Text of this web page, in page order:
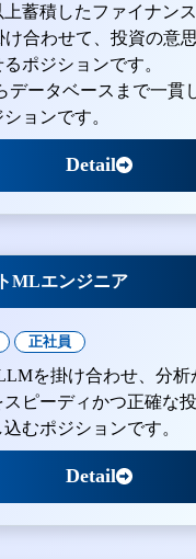
上蓄積したファイナン
け合わせて、投資の意
ポジションです。
データベースまで一貫
ョンです。
Detail
MLエンジニア
正社員
を掛け合わせ、分析
スピーディかつ正確な
むポジションです。
Detail